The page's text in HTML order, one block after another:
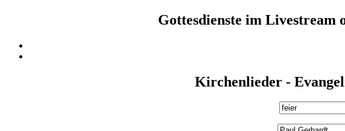
Gottesdienste im Livestream
Kirchenlieder -